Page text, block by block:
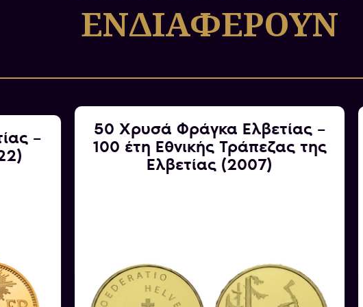
Λίγα λόγια για το
εκδόθηκε από το
μεγάλη ποσότητα,
ενώ όλα τα υπόλοιπα
ΕΝΔΙΑΦΕΡΟΥΝ
–
50 Χρυσά Φράγκα Ελβετίας –
100 έτη Εθνικής Τράπεζας της
Ελβετίας (2007)